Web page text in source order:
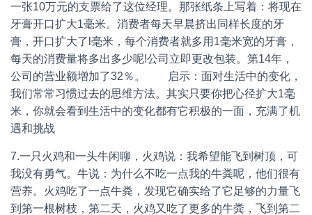
一张10万元的支票给了这位经理。那张纸条上写着：将现在
牙膏开口扩大1毫米。消费者每天早晨挤出同样长度的牙
膏，开口扩大了l毫米，每个消费者就多用1毫米宽的牙膏，
每天的消费量将多出多少呢!公司立即更改包装。第14年，
公司的营业额增加了32％。 启示：面对生活中的变化，
我们常常习惯过去的思维方法。其实只要你把心径扩大1毫
米，你就会看到生活中的变化都有它积极的一面，充满了机
遇和挑战
7.一只火鸡和一头牛闲聊，火鸡说：我希望能飞到树顶，可
我没有勇气。牛说：为什么不吃一点我的牛粪呢，他们很有
营养。火鸡吃了一点牛粪，发现它确实给了它足够的力量飞
到第一根树枝，第二天，火鸡又吃了更多的牛粪，飞到第二